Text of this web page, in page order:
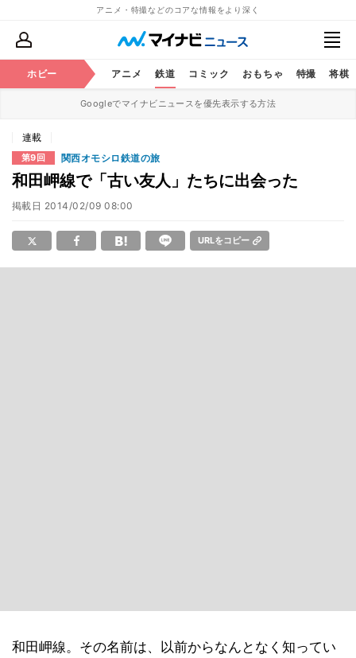
アニメ・特撮などのコアな情報をより深く
ホビー アニメ 鉄道 コミック おもちゃ 特撮 将棋
Googleでマイナビニュースを優先表示する方法
連載
第9回 関西オモシロ鉄道の旅
和田岬線で「古い友人」たちに出会った
掲載日 2014/02/09 08:00
URLをコピー
和田岬線。その名前は、以前からなんとなく知ってい